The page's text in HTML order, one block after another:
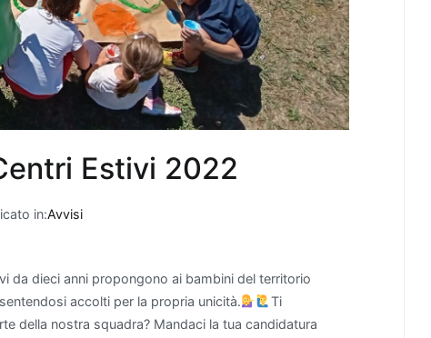
Estivi 2022
in:Avvisi
da dieci anni propongono ai bambini del territorio
accolti per la propria unicità.
Ti
della nostra squadra? Mandaci la tua candidatura